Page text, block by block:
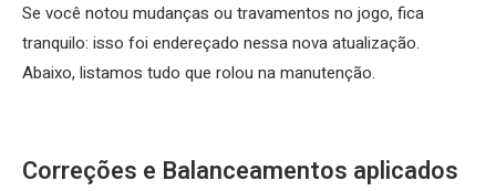
Se você notou mudanças ou travamentos no jogo, fica
tranquilo: isso foi endereçado nessa nova atualização.
Abaixo, listamos tudo que rolou na manutenção.
Correções e Balanceamentos aplicados